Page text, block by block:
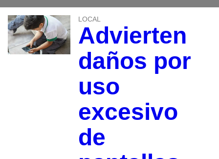
LOCAL
Advierten
daños por
uso
excesivo
de